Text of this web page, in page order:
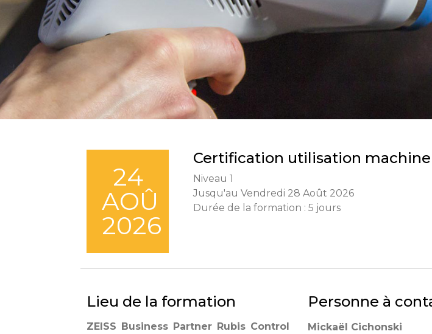
24
AOÛ
2026
Certification utilisation
Niveau 1
Jusqu'au Vendredi 28 Août 2026
Durée de la formation : 5 jours
Lieu de la formation
ZEISS Business Partner Rubis Control
Personne à
Mickaël Cichonski